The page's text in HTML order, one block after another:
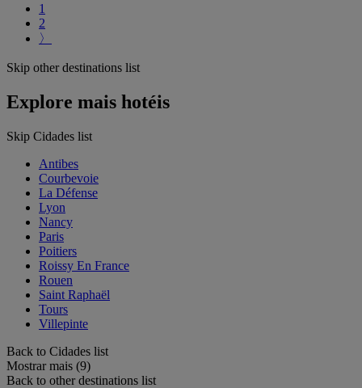
1
2
〉
Skip other destinations list
Explore mais hotéis
Skip Cidades list
Antibes
Courbevoie
La Défense
Lyon
Nancy
Paris
Poitiers
Roissy En France
Rouen
Saint Raphaël
Tours
Villepinte
Back to Cidades list
Mostrar mais (9)
Back to other destinations list